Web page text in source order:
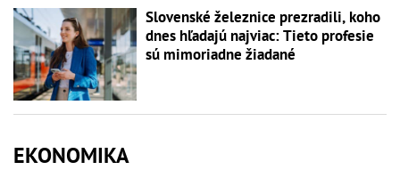
Slovenské železnice prezradili, koho
dnes hľadajú najviac: Tieto profesie
sú mimoriadne žiadané
EKONOMIKA